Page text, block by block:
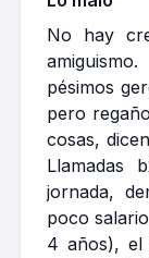
No hay
pésimos
pero
cosas,
Llamadas
jornada,
poco
4 años), el